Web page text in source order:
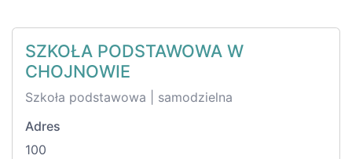
SZKOŁA PODSTAWOWA W
CHOJNOWIE
Szkoła podstawowa | samodzielna
Adres
100